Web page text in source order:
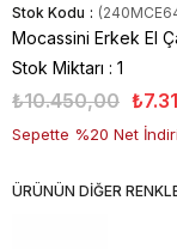
Stok Kodu
Mocassini Erkek El
Stok Miktarı : 1
₺10.450,00
Sepette %20 Net
ÜRÜNÜN DİĞER